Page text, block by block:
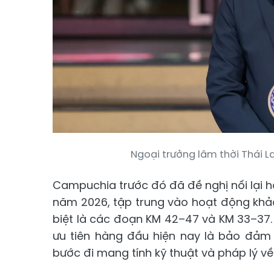
Ngoại trưởng lâm thời Thái
Campuchia trước đó đã đề nghị nối lại
năm 2026, tập trung vào hoạt động
biệt là các đoạn KM 42–47 và KM
ưu tiên hàng đầu hiện nay là bảo
bước đi mang tính kỹ thuật và pháp lý